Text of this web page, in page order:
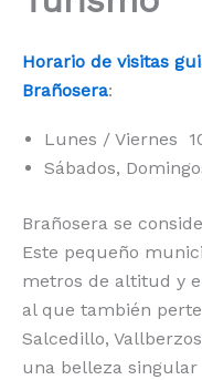
Horario de visitas
Brañosera:
Lunes / Viernes
Sábados,
Brañosera se
Este pequeño
metros de altitud y
al que también
Salcedillo,
una belleza